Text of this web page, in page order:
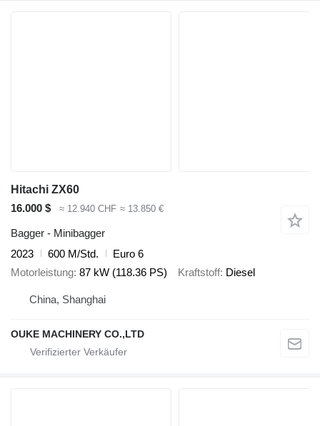
Hitachi ZX60
16.000 $
≈ 12.940 CHF ≈ 13.850 €
Bagger - Minibagger
2023
600 M/Std.
Euro 6
Motorleistung 87 kW (118.36 PS) Kraftstoff Diesel
China, Shanghai
OUKE MACHINERY CO.,LTD